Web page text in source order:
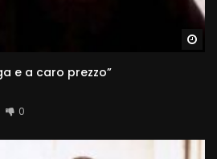
e a caro prezzo”
0